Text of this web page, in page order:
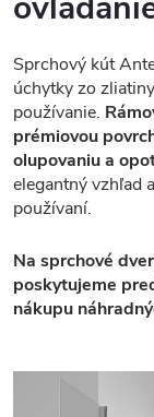
Sprchový kút
úchytky zo
používanie.
prémiovou
olupovaniu a
elegantný vzhľad
používaní.
Na sprchové
poskytujeme
nákupu